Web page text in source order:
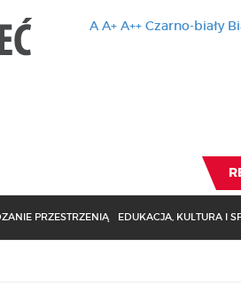
A A+ A++ Czarno-biały
PRZESTRZENIĄ EDUKACJA, KULTURA I